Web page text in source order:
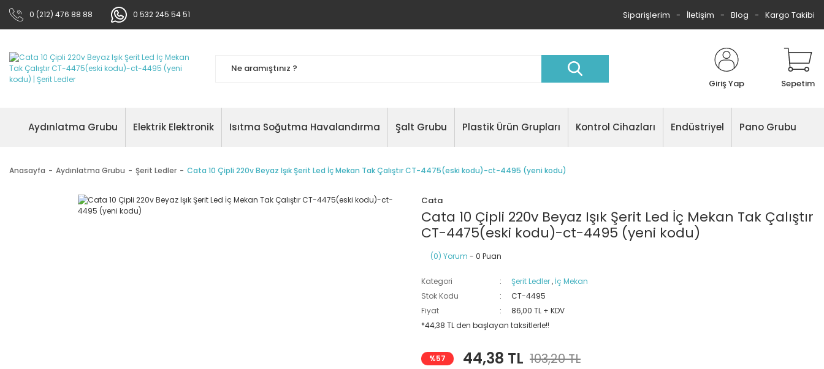
0 (212) 476 88 88 0 532 245 54 51 Siparişlerim İletişim Blog Kargo Takibi
Giriş Yap Sepetim
Aydınlatma Grubu Elektrik Elektronik Isıtma Soğutma Havalandırma Şalt Grubu Plastik Ürün Grupları Kontrol Cihazları Endüstriyel Pano Grubu
Anasayfa Aydınlatma Grubu Şerit Ledler Cata 10 Çipli 220v Beyaz Işık Şerit Led İç Mekan Tak Çalıştır CT-4475(eski kodu)-ct-4495 (yeni kodu)
Cata
Cata 10 Çipli 220v Beyaz Işık Şerit Led İç Mekan Tak Çalıştır
CT-4475(eski kodu)-ct-4495 (yeni kodu)
(0) Yorum - 0 Puan
Kategori Şerit Ledler, İç Mekan
Stok Kodu
CT-4495
Fiyat
86,00 TL + KDV
*44,38 TL den başlayan taksitlerle!!
%57 44,38 TL 103,20 TL